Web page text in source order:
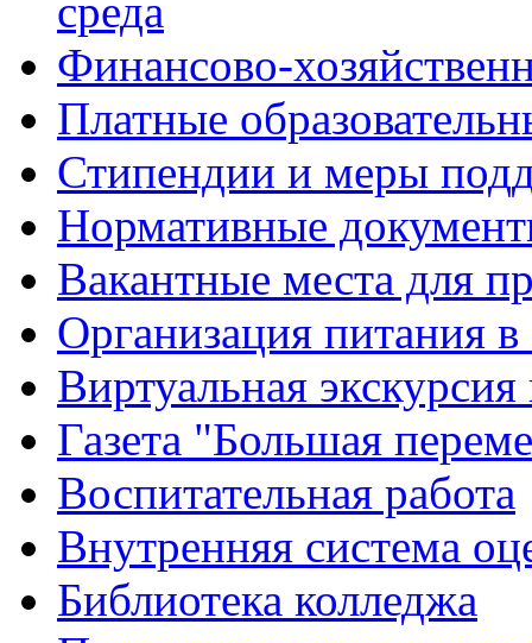
среда
Финансово-
Платные
Стипендии и меры
Нормативные
Вакантные места для
Организация питания в
Виртуальная
Газета "Большая
Воспитательная работа
Внутренняя система
Библиотека колледжа